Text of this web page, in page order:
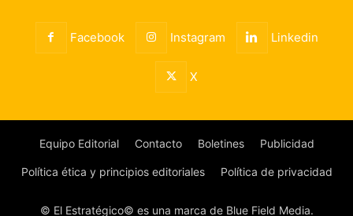
Facebook Instagram Linkedin
X
Equipo Editorial Contacto Boletines Publicidad
Política ética y principios editoriales Política de privacidad
© El Estratégico© es una marca de Blue Field Media.